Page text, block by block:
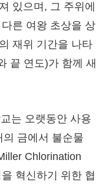
있으며, 그 주위에
른 여왕 초상을 상
재위 기간을 나타
끝 연도)가 함께 새
는 오랫동안 사용
금에서 불순물
Chlorination
혁신하기 위한 협